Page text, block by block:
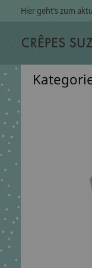
Hier geht’s zum